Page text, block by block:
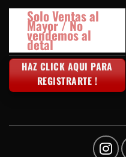
Solo Ventas al
Mayor / No
vendemos al
detal
HAZ CLICK AQUI PARA
REGISTRARTE !